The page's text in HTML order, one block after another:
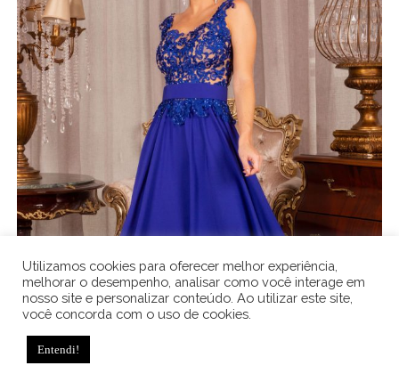
Utilizamos cookies para oferecer melhor experiência,
melhorar o desempenho, analisar como você interage em
nosso site e personalizar conteúdo. Ao utilizar este site,
você concorda com o uso de cookies.
Entendi!